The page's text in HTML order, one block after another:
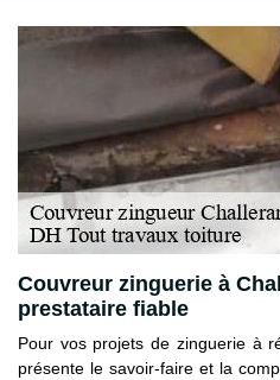
Couvreur zinguerie à
prestataire fiable
Pour vos projets de zinguerie à
présente le savoir-faire et la